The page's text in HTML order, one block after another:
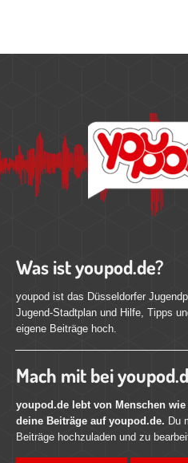
Was ist youpod.de?
youpod ist das Düsseldorfer
Jugend-Stadtplan und Hilfe, Tipps
eigene Beiträge hoch.
Mach mit bei
youpod.de lebt von Menschen
deine Beiträge auf youpod.de. Du
Beiträge hochzuladen und zu